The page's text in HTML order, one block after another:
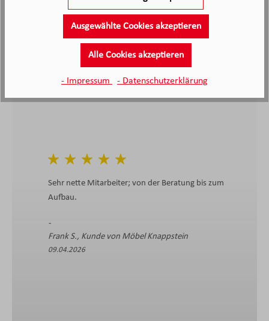
2138 Bewertungen
4.4/5.0
bewertet
4.4
Durchschnittliche Bewertung
Sehr nette Mitarbeiter; von der Beratung bis zum
Aufbau.
Frank S., Kunde von Möbel Knappstein
09.04.2026
Ausgewählte Cookies akzeptieren
Alle Cookies akzeptieren
- Impressum - Datenschutzerklärung